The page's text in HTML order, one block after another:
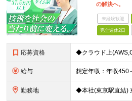
の解決へ。
未経験歓迎
完全週休2日
応募資格
給与
勤務地